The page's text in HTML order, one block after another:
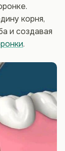
корня,
и создавая
.